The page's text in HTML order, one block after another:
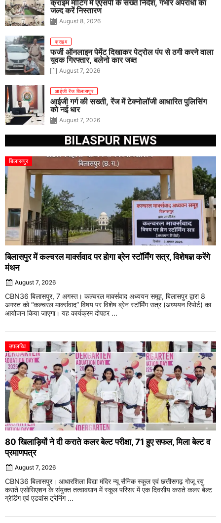
क्राइम मीटिंग में एएसपी के सख्त निर्देश, गंभीर अपराधों का
जल्द करें निस्तारण
August 8, 2026
क्राइम
फर्जी ऑनलाइन पेमेंट दिखाकर पेट्रोल पंप से ठगी करने वाला
युवक गिरफ्तार, बलेनो कार जब्त
August 7, 2026
आईजी रेंज बिलासपुर
आईजी गर्ग की सख्ती, रेंज में टेक्नोलॉजी आधारित पुलिसिंग
को नई धार
August 7, 2026
BILASPUR NEWS
बिलासपुर
बिलासपुर में कल्चरल मार्क्सवाद पर होगा ब्रेन स्टॉर्मिंग सत्र, विशेषज्ञ करेंगे
मंथन
August 7, 2026
CBN36 बिलासपुर, 7 अगस्त। कल्चरल मार्क्सवाद अध्ययन समूह, बिलासपुर द्वारा 8
अगस्त को “कल्चरल मार्क्सवाद” विषय पर विशेष ब्रेन स्टॉर्मिंग सत्र (अध्ययन रिपोर्ट) का
आयोजन किया जाएगा। यह कार्यक्रम दोपहर ...
उपलब्धि
80 खिलाड़ियों ने दी कराते कलर बेल्ट परीक्षा, 71 हुए सफल, मिला बेल्ट व
प्रमाणपत्र
August 7, 2026
CBN36 बिलासपुर। आधारशिला विद्या मंदिर न्यू सैनिक स्कूल एवं छत्तीसगढ़ गोजू रयु
कराते एसोसिएशन के संयुक्त तत्वावधान में स्कूल परिसर में एक दिवसीय कराते कलर बेल्ट
ग्रेडिंग एवं एडवांस ट्रेनिंग ...